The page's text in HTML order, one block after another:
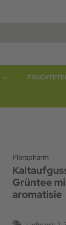
Florapharm
Grüntee
aromatisie